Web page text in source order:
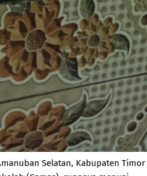
Selatan, Kabupaten Timor